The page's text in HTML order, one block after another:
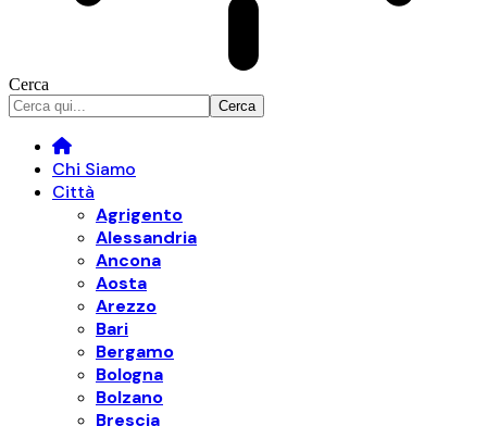
Cerca
Chi Siamo
Città
Agrigento
Alessandria
Ancona
Aosta
Arezzo
Bari
Bergamo
Bologna
Bolzano
Brescia